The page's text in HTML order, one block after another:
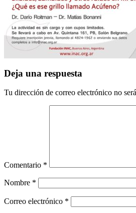
Deja una respuesta
Tu dirección de correo electrónico no
Comentario *
Nombre *
Correo electrónico *